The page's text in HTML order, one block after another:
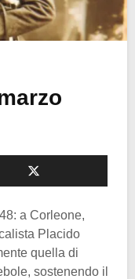
a Corleone,
Placido
quella di
sostenendo il